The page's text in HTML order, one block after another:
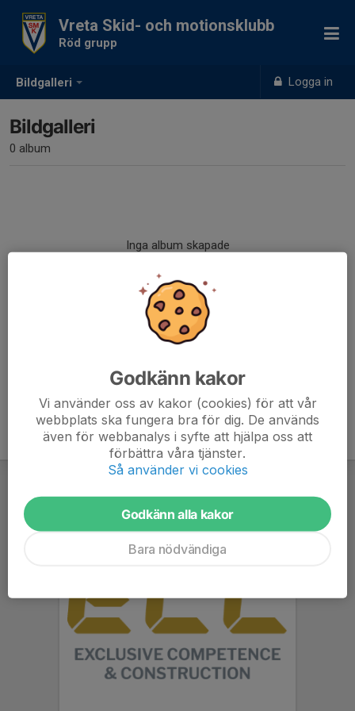
Bildgalleri Logga in
Vreta Skid- och motionsklubb
Röd grupp
Bildgalleri
0 album
Inga album skapade
Godkänn kakor
Vi använder oss av kakor (cookies) för att vår
webbplats ska fungera bra för dig. De används
även för webbanalys i syfte att hjälpa oss att
förbättra våra tjänster.
Så använder vi cookies
Godkänn alla kakor
Bara nödvändiga